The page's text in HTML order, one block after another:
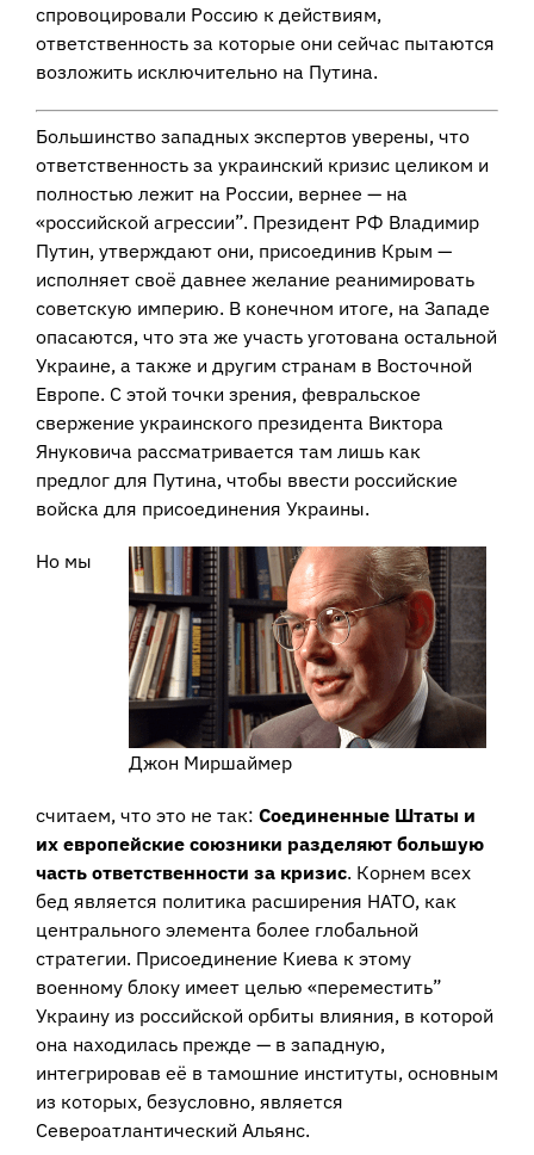
спровоцировали Россию к действиям,
ответственность за которые они сейчас пытаются
возложить исключительно на Путина.
Большинство западных экспертов уверены, что
ответственность за украинский кризис целиком и
полностью лежит на России, вернее — на
«российской агрессии”. Президент РФ Владимир
Путин, утверждают они, присоединив Крым —
исполняет своё давнее желание реанимировать
советскую империю. В конечном итоге, на Западе
опасаются, что эта же участь уготована остальной
Украине, а также и другим странам в Восточной
Европе. С этой точки зрения, февральское
свержение украинского президента Виктора
Януковича рассматривается там лишь как
предлог для Путина, чтобы ввести российские
войска для присоединения Украины.
Джон Миршаймер
Но мы
считаем, что это не так: Соединенные Штаты и
их европейские союзники разделяют большую
часть ответственности за кризис. Корнем всех
бед является политика расширения НАТО, как
центрального элемента более глобальной
стратегии. Присоединение Киева к этому
военному блоку имеет целью «переместить”
Украину из российской орбиты влияния, в которой
она находилась прежде — в западную,
интегрировав её в тамошние институты, основным
из которых, безусловно, является
Североатлантический Альянс.